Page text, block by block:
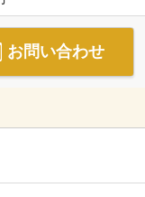
お問い合わせ